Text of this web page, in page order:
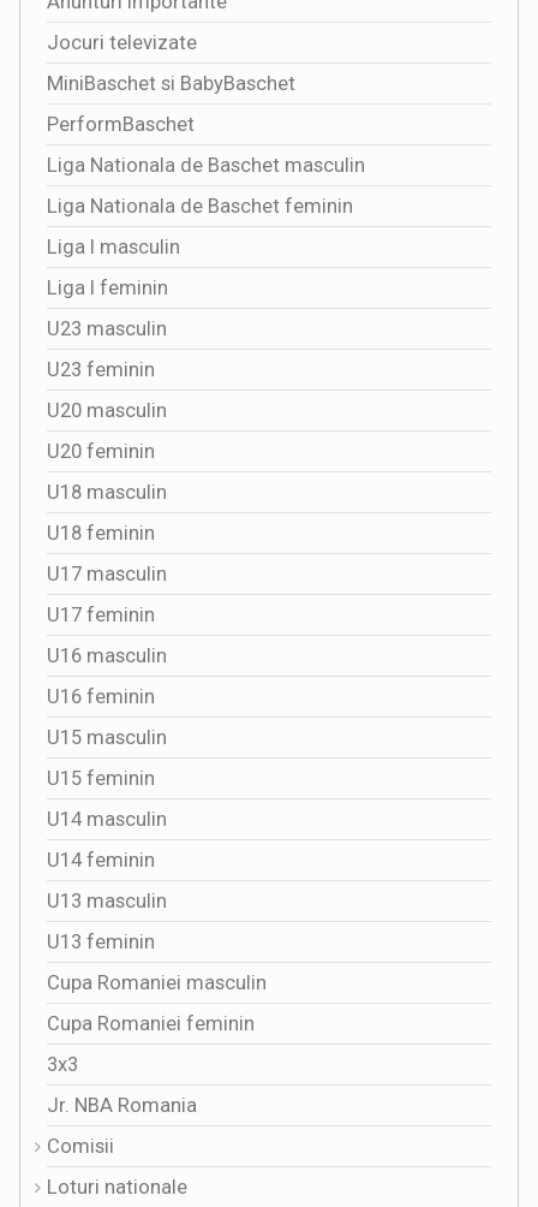
Jocuri televizate
MiniBaschet si BabyBaschet
PerformBaschet
Liga Nationala de Baschet masculin
Liga Nationala de Baschet feminin
Liga I masculin
Liga I feminin
U23 masculin
U23 feminin
U20 masculin
U20 feminin
U18 masculin
U18 feminin
U17 masculin
U17 feminin
U16 masculin
U16 feminin
U15 masculin
U15 feminin
U14 masculin
U14 feminin
U13 masculin
U13 feminin
Cupa Romaniei masculin
Cupa Romaniei feminin
3x3
Jr. NBA Romania
Comisii
Loturi nationale